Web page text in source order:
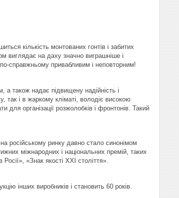
кількість монтованих гонтів і забитих
виглядає на даху значно виграшніше і
справжньому привабливим і неповторним!
також надає підвищену надійність і
так і в жаркому кліматі, володіє високою
для організації розжолобків і фронтонів. Такий
російському ринку давно стало синонімом
міжнародних і національних премій, таких
«Знак якості ХХI століття».
інших виробників і становить 60 років.